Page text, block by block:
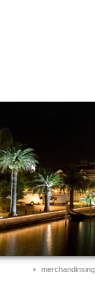
merchandinsing